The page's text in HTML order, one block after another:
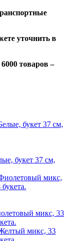
уточнить в
товаров –
букет 37 см,
микс, 33